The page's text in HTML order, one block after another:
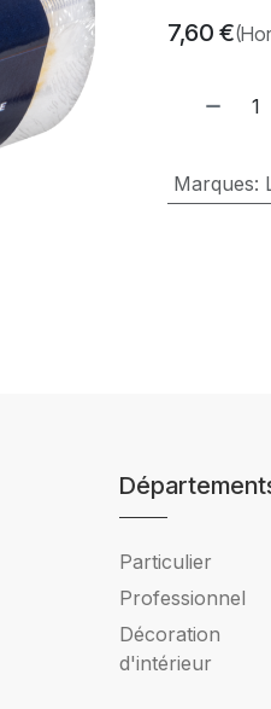
7,60 €
Marques:
Particulier
Professionnel
Décoration
d'intérieur